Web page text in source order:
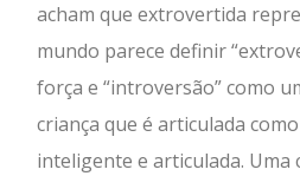
acham que extrovertida
mundo parece definir
força e “introversão” como
criança que é articulada
inteligente e articulada. Uma